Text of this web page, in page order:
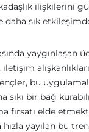
ilişkilerini
sık
yaygınlaşan
bu
sıkı bir bağ
fırsatı elde
hızla yayılan bu